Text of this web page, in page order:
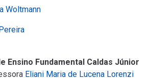
Woltmann
Ensino Fundamental Caldas Júnior
Eliani Maria de Lucena Lorenzi